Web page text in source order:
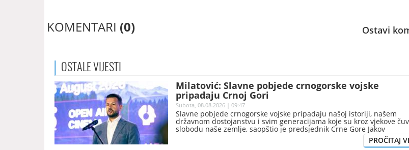
KOMENTARI (0) Ostavi
OSTALEVIJESTI
Milatović: Slavne pobjede crnogorske vojske
pripadaju Crnoj Gori
Subota, 08.08.2026 | 09:47
Slavne pobjede crnogorske vojske pripadaju našoj istoriji, našem
državnom dostojanstvu i svim generacijama koje su kroz vjekove
slobodu naše zemlje, saopštio je predsjednik Crne Gore Jakov